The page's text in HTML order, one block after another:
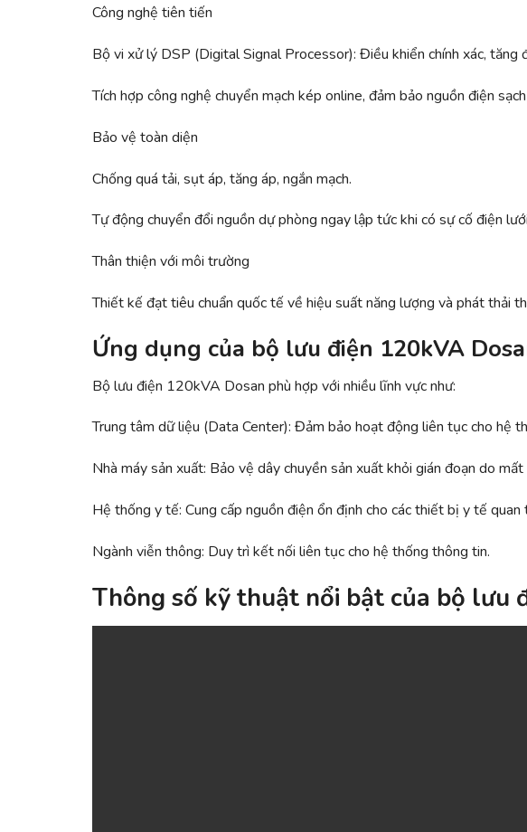
Công nghệ tiên tiến
Bộ vi xử lý DSP (Digital Signal Processor): Điều khiển chính xác, tăng
Tích hợp công nghệ chuyển mạch kép online, đảm bảo nguồn điện
Bảo vệ toàn diện
Chống quá tải, sụt áp, tăng áp, ngắn mạch.
Tự động chuyển đổi nguồn dự phòng ngay lập tức khi có sự cố điện
Thân thiện với môi trường
Thiết kế đạt tiêu chuẩn quốc tế về hiệu suất năng lượng và phát thải
Ứng dụng của bộ lưu điện 120kVA
Bộ lưu điện 120kVA Dosan phù hợp với nhiều lĩnh vực như:
Trung tâm dữ liệu (Data Center): Đảm bảo hoạt động liên tục cho hệ
Nhà máy sản xuất: Bảo vệ dây chuyền sản xuất khỏi gián đoạn do mất
Hệ thống y tế: Cung cấp nguồn điện ổn định cho các thiết bị y tế quan
Ngành viễn thông: Duy trì kết nối liên tục cho hệ thống thông tin.
Thông số kỹ thuật nổi bật của bộ lưu